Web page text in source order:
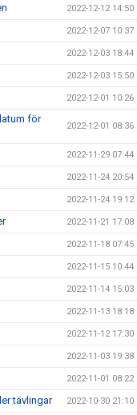
2022-12-12 14:50
2022-12-07 10:37
2022-12-03 18:44
2022-12-03 15:50
2022-12-01 10:26
för
2022-12-01 08:36
2022-11-29 07:44
2022-11-24 20:54
2022-11-24 19:12
2022-11-21 17:08
2022-11-18 07:45
2022-11-15 10:44
2022-11-14 15:03
2022-11-13 18:18
2022-11-12 17:30
2022-11-03 19:38
2022-11-01 08:22
tävlingar 2022-10-30 21:10